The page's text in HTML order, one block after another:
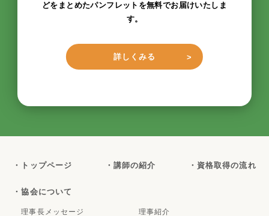
どをまとめたパンフレットを無料でお届けいたしま
す。
詳しくみる
・トップページ ・講師の紹介 ・資格取得の流れ
・協会について
理事長メッセージ
理事紹介